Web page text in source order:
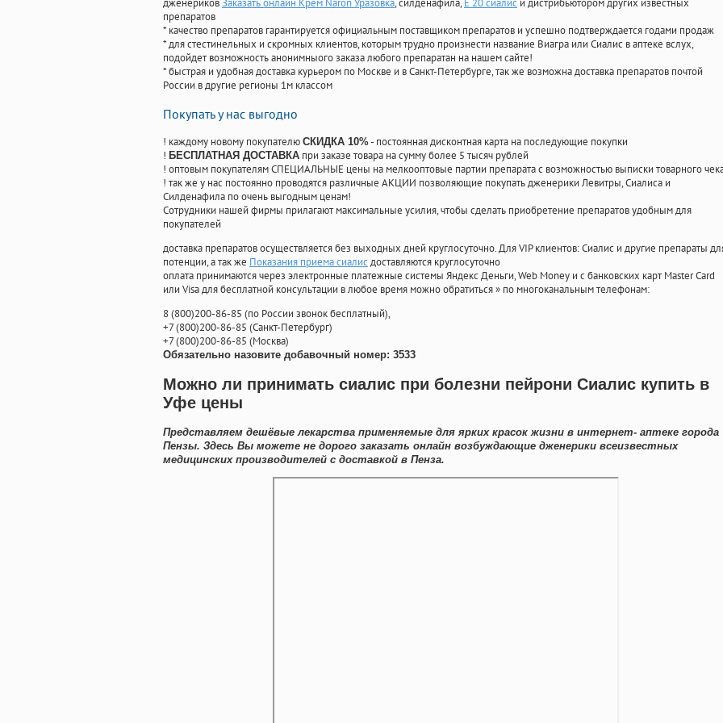
дженериковЗаказать онлайн Крем Naron Уразовка, силденафила, Е 20 сиалис и дистрибьютором других известных
препаратов
* качество препаратов гарантируется официальным поставщиком препаратов и успешно подтверждается годами продаж
* для стестинельных и скромных клиентов, которым трудно произнести название Виагра или Сиалис в аптеке вслух,
подойдет возможность анонимныого заказа любого препаратан на нашем сайте!
* быстрая и удобная доставка курьером по Москве и в Санкт-Петербурге, так же возможна доставка препаратов почтой
России в другие регионы 1м классом
Покупать у нас выгодно
! каждому новому покупателю СКИДКА 10%- постоянная дисконтная карта на последующие покупки
! БЕСПЛАТНАЯ ДОСТАВКА при заказе товара на сумму более 5 тысяч рублей
! оптовым покупателям СПЕЦИАЛЬНЫЕ цены на мелкооптовые партии препарата с возможностью выписки товарного
! так же у нас постоянно проводятся различные АКЦИИ позволяющие покупать дженерики Левитры, Сиалиса и
Силденафила по очень выгодным ценам!
Cотрудники нашей фирмы прилагают максимальные усилия, чтобы сделать приобретение препаратов удобным для
покупателей
доставка препаратов осуществляется без выходных дней круглосуточно. Для VIP клиентов: Сиалис и другие препараты
потенции, а так же Показания приема сиалисдоставляются круглосуточно
оплата принимаются через электронные платежные системы Яндекс Деньги, Web Money и с банковских карт Master Card
или Visa для бесплатной консультации в любое время можно обратиться» по многоканальным телефонам:
8(800)200-86-85 (по России звонок бесплатный),
+7(800)200-86-85 (Санкт-Петербург)
+7(800)200-86-85 (Москва)
Обязательно назовите добавочный номер: 3533
Можно ли принимать сиалис при болезни пейрони Сиалис купить в
Уфе цены
Представляем дешёвые лекарства применяемые для ярких красок жизни в интернет- аптеке города
Пензы. Здесь Вы можете не дорого заказать онлайн возбуждающие дженерики всеизвестных
медицинских производителей с доставкой в Пенза.